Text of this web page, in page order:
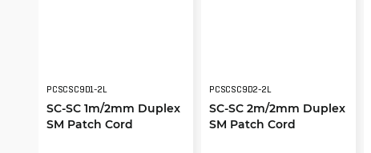
PCSCSC9D1-2L
SC-SC 1m/2mm Duplex
SM Patch Cord
PCSCSC9D2-2L
SC-SC 2m/2mm Duplex
SM Patch Cord